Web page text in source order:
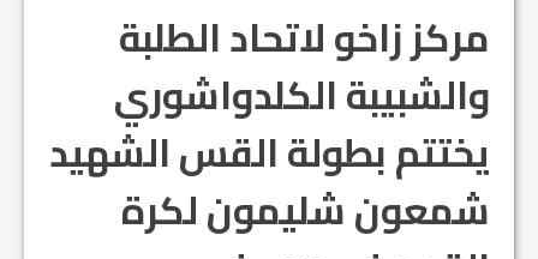
مركز زاخو لاتحاد الطلبة
والشبيبة الكلدواشوري
يختتم بطولة القس الشهيد
شمعون شليمون لكرة